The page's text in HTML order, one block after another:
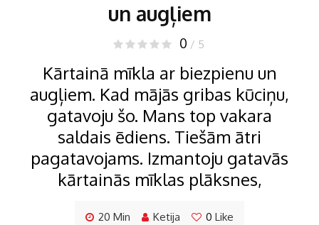
un augļiem
0 / 5
Kārtainā mīkla ar biezpienu un
augļiem. Kad mājās gribas kūciņu,
gatavoju šo. Mans top vakara
saldais ēdiens. Tiešām ātri
pagatavojams. Izmantoju gatavās
kārtainās mīklas plāksnes,
20 Min Ketija 0 Like